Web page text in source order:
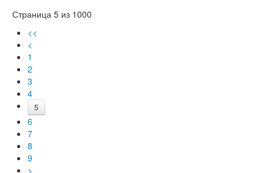
Страница 5 из 1000
<<
<
1
2
3
4
5
6
7
8
9
>